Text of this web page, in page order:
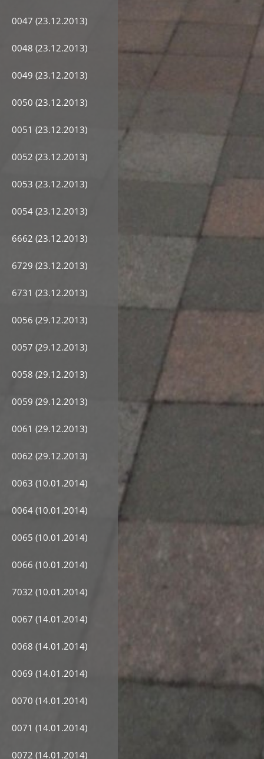
0047 (23.12.2013)
0048 (23.12.2013)
0049 (23.12.2013)
0050 (23.12.2013)
0051 (23.12.2013)
0052 (23.12.2013)
0053 (23.12.2013)
0054 (23.12.2013)
6662 (23.12.2013)
6729 (23.12.2013)
6731 (23.12.2013)
0056 (29.12.2013)
0057 (29.12.2013)
0058 (29.12.2013)
0059 (29.12.2013)
0061 (29.12.2013)
0062 (29.12.2013)
0063 (10.01.2014)
0064 (10.01.2014)
0065 (10.01.2014)
0066 (10.01.2014)
7032 (10.01.2014)
0067 (14.01.2014)
0068 (14.01.2014)
0069 (14.01.2014)
0070 (14.01.2014)
0071 (14.01.2014)
0072 (14.01.2014)